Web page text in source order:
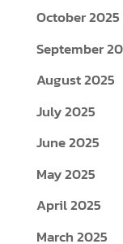
July 2025
June 2025
May 2025
April 2025
March 2025
February 2025
January 2025
December 2024